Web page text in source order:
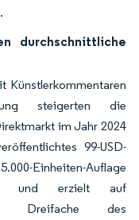
durchschnittliche
Künstlerkommentaren
steigerten die
im Jahr 2024
99-USD-
Einheiten-Auflage
und erzielt auf
Dreifache des